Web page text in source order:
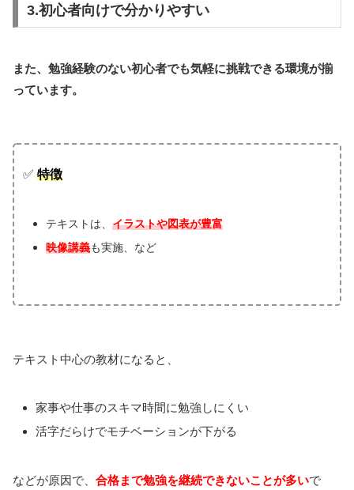
3.初心者向けで分かりやすい
また、勉強経験のない初心者でも気軽に挑戦できる環境が揃
っています。
✅ 特徴
テキストは、 イラストや図表が豊富
映像講義も実施、など
テキスト中心の教材になると、
家事や仕事のスキマ時間に勉強しにくい
活字だらけでモチベーションが下がる
などが原因で、 合格まで勉強を継続できないことが多いで